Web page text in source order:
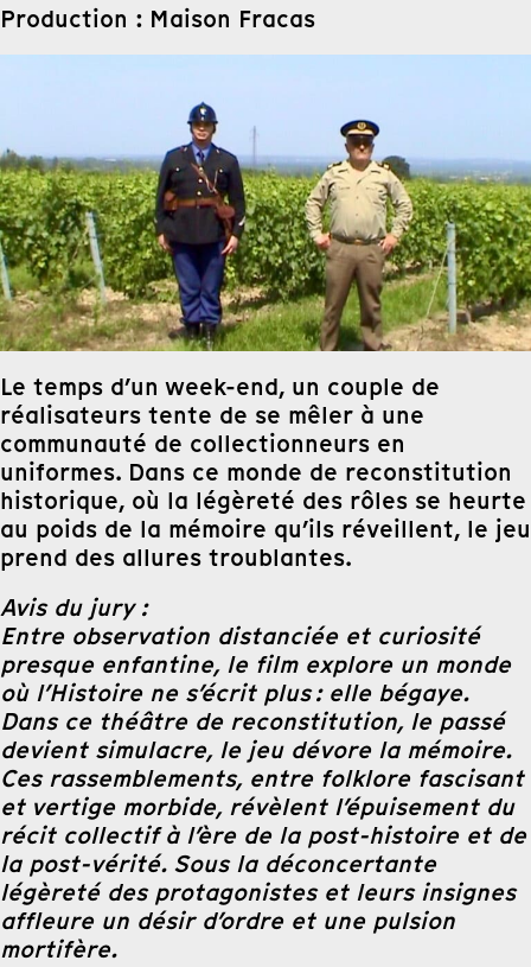
Production : Maison Fracas
Le temps d’un week-end, un couple de
réalisateurs tente de se mêler à une
communauté de collectionneurs en
uniformes. Dans ce monde de reconstitution
historique, où la légèreté des rôles se heurte
au poids de la mémoire qu’ils réveillent, le jeu
prend des allures troublantes.
Avis du jury :
Entre observation distanciée et curiosité
presque enfantine, le film explore un monde
où l’Histoire ne s’écrit plus : elle bégaye.
Dans ce théâtre de reconstitution, le passé
devient simulacre, le jeu dévore la mémoire.
Ces rassemblements, entre folklore fascisant
et vertige morbide, révèlent l’épuisement du
récit collectif à l’ère de la post-histoire et de
la post-vérité. Sous la déconcertante
légèreté des protagonistes et leurs insignes
affleure un désir d’ordre et une pulsion
mortifère.